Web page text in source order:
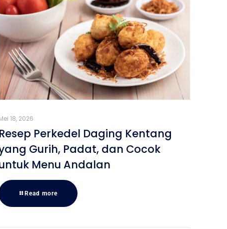
18, 2026
Resep Perkedel Daging Kentang
Gurih, Padat, dan Cocok
Menu Andalan
Read more